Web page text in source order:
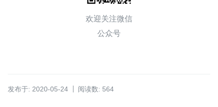
欢迎关注微信
公众号
发布于: 2020-05-24 阅读数: 564